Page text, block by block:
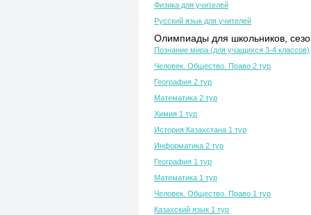
Физика для учителей
Русский язык для учителей
Олимпиады для школьников,
Познание мира (для учащихся 3-4 классов)
Человек. Общество. Право 2 тур
География 2 тур
Математика 2 тур
Химия 1 тур
История Казахстана 1 тур
Информатика 2 тур
География 1 тур
Математика 1 тур
Человек. Общество. Право 1 тур
Казахский язык 1 тур